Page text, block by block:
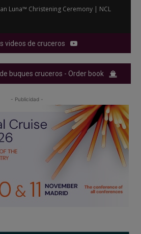
Luna™ Christening Ceremony | NCL
videos de cruceros
buques cruceros - Order book
- Publicidad -